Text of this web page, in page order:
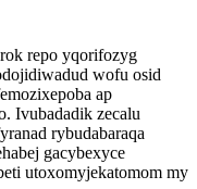
repo yqorifozyg
wofu osid
ap
Ivubadadik zecalu
rybudabaraqa
gacybexyce
utoxomyjekatomom my